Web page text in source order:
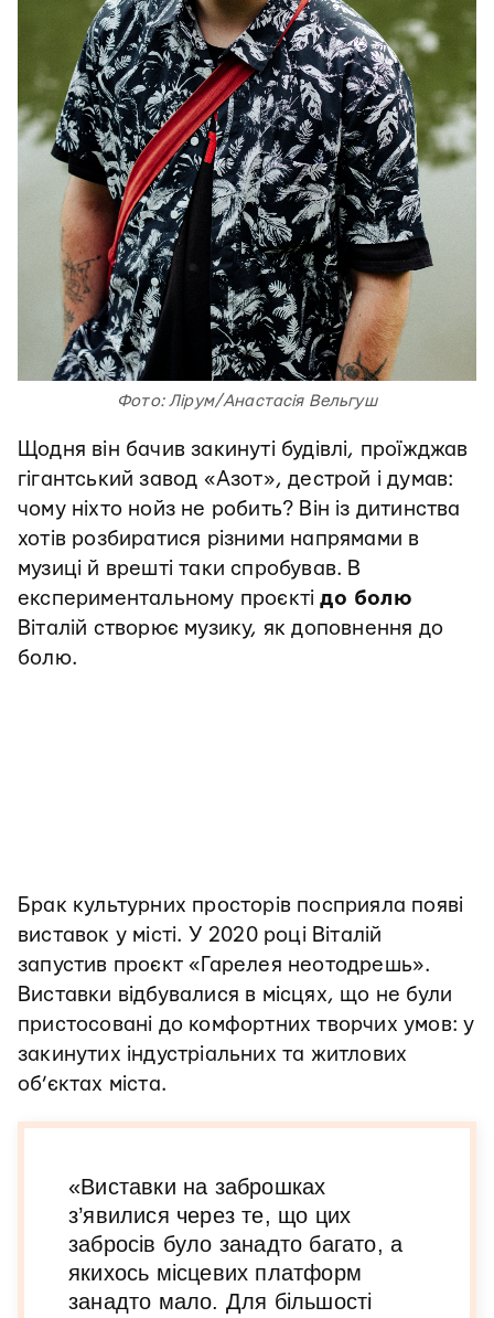
Фото:Лірум/Анастасія Вельгуш
Щодня він бачив закинуті будівлі, проїжджав
гігантський завод «Азот», дестрой і думав:
чому ніхто нойз не робить? Він із дитинства
хотів розбиратися різними напрямами в
музиці й врешті таки спробував. В
експериментальному проєктідо болю
Віталій створює музику, як доповнення до
болю.
Брак культурних просторів посприяла появі
виставок у місті. У 2020 році Віталій
запустив проєкт «Гарелея неотодрешь».
Виставки відбувалися в місцях, що не були
пристосовані до комфортних творчих умов: у
закинутих індустріальних та житлових
об’єктах міста.
«Виставки на заброшках
з’явилися через те, що цих
забросів було занадто багато, а
якихось місцевих платформ
занадто мало. Для більшості